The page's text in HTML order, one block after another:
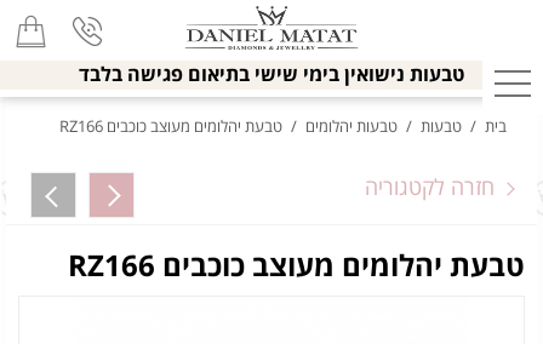
טבעות נישואין בימי שישי בתיאום פגישה בלבד
בית / טבעות / טבעות יהלומים / טבעת יהלומים מעוצב כוכבים RZ166
חזרה לקטגוריה
טבעת יהלומים מעוצב כוכבים RZ166